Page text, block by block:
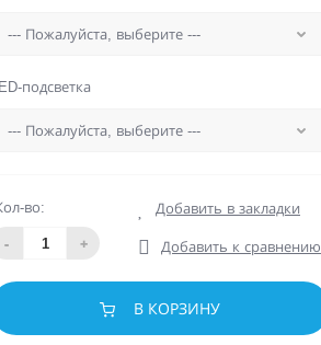
подсветка
во:
- +
Добавить в закладки
Добавить к сравнению
В КОРЗИНУ